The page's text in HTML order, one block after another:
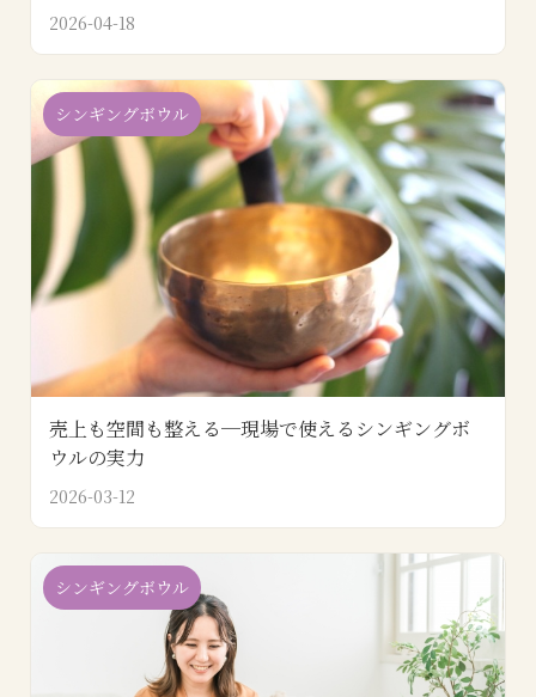
2026-04-18
シンギングボウル
売上も空間も整える─現場で使えるシンギングボ
ウルの実力
2026-03-12
シンギングボウル